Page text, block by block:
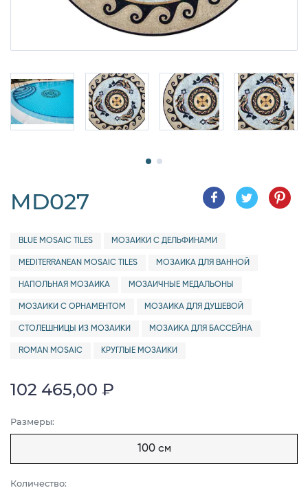
MD027
BLUE MOSAIC TILES МОЗАИКИ С ДЕЛЬФИНАМИ
MEDITERRANEAN MOSAIC TILES МОЗАИКА ДЛЯ ВАННОЙ
НАПОЛЬНАЯ МОЗАИКА МОЗАИЧНЫЕ МЕДАЛЬОНЫ
МОЗАИКИ С ОРНАМЕНТОМ МОЗАИКА ДЛЯ ДУШЕВОЙ
СТОЛЕШНИЦЫ ИЗ МОЗАИКИ МОЗАИКА ДЛЯ БАССЕЙНА
ROMAN MOSAIC КРУГЛЫЕ МОЗАИКИ
102 465,00 ₽
Размеры:
100 см
Количество: